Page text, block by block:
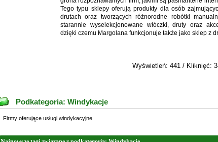
Tego typu sklepy oferują produkty dla osób
drutach oraz tworzących różnorodne robótki
starannie wyselekcjonowane włóczki, druty oraz
dzięki czemu Margolana funkcjonuje także jako sklep z
Wyświetleń: 441 / Kliknięć:
Podkategoria: Windykacje
Firmy oferujące usługi windykacyjne